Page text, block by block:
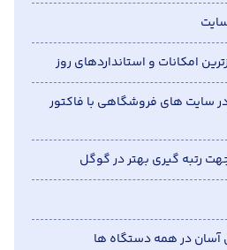
امکانات و استانداردهای روز
سایت های فروشگاهی با فاکتور
رتبه گیری بهتر در گوگل
آسان در همه دستگاه ها